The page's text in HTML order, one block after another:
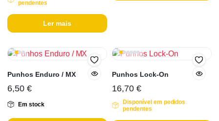
pendentes
Ler mais
Punhos Enduro / MX
6,50 €
Em stock
Punhos Lock-On
16,70 €
Disponível em pedidos
pendentes